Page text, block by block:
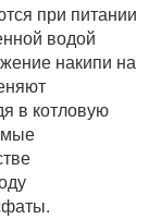
при питании
водой
накипи на
в котловую